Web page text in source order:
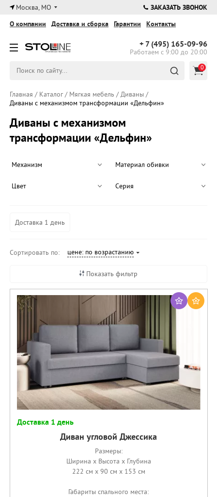
×
Москва, МО ЗАКАЗАТЬ ЗВОНОК
+ 7 (495) 165-09-96
Работаем с 9:00 до 20:00
О компании Доставка и сборка Гарантии Контакты
0
Главная / Каталог/ Мягкая мебель /Диваны /
Диваны с механизмом трансформации «Дельфин»
Диваны с механизмом
трансформации «Дельфин»
Механизм Материал обивки
Цвет Серия
Доставка 1 день
Сортировать по: цене: по возрастанию
Показать фильтр
Доставка 1 день
Диван угловой Джессика
Размеры:
Ширина x Высота x Глубина
222 см x 90 см x 153 см
Габариты спального места: